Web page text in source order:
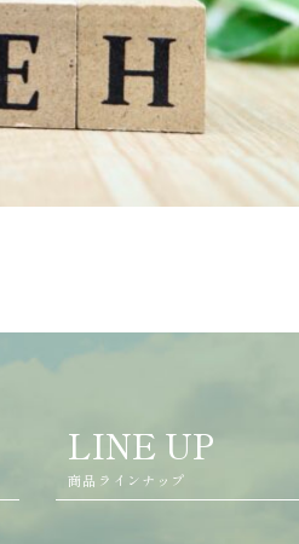
LINE UP
商品ラインナップ